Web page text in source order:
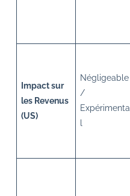
Impact sur
les Revenus
(US)
Négligeable
/
Expérimenta